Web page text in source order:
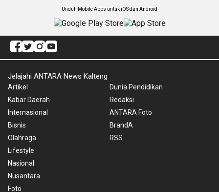
Unduh Mobile Apps untuk iOS dan Android
Jelajahi ANTARA News Kalteng
Artikel
Kabar Daerah
Internasional
Bisnis
Olahraga
Lifestyle
Nasional
Nusantara
Foto
Dunia Pendidikan
Redaksi
ANTARA Foto
BrandA
RSS